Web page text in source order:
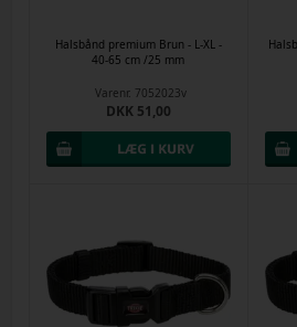
Halsbånd premium Brun - L-XL -
40-65 cm /25 mm
Varenr. 7052023v
DKK 51,00